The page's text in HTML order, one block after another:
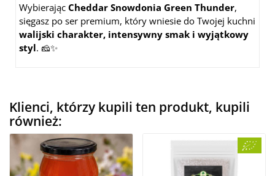
Wybierając Cheddar Snowdonia Green Thunder,
sięgasz po ser premium, który wniesie do Twojej kuchni
walijski charakter, intensywny smak i wyjątkowy
styl. 🧀✨
Klienci, którzy kupili ten produkt, kupili
również: